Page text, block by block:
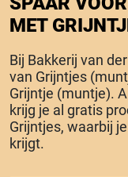
MET
Bij Bakkerij van
van Grijntjes
Grijntje (muntje).
krijg je al gratis
Grijntjes, waarbij
krijgt.